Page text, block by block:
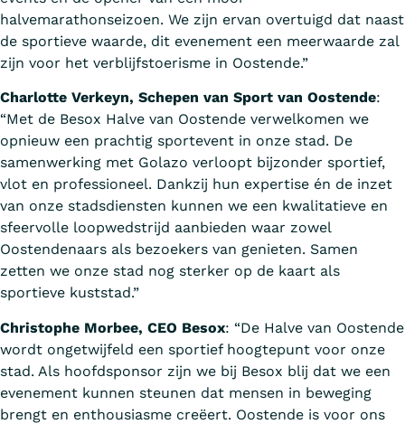
halvemarathonseizoen. We zijn ervan overtuigd dat naast
de sportieve waarde, dit evenement een meerwaarde zal
zijn voor het verblijfstoerisme in Oostende.”
Charlotte Verkeyn, Schepen van Sport van Oostende:
“Met de Besox Halve van Oostende verwelkomen we
opnieuw een prachtig sportevent in onze stad. De
samenwerking met Golazo verloopt bijzonder sportief,
vlot en professioneel. Dankzij hun expertise én de inzet
van onze stadsdiensten kunnen we een kwalitatieve en
sfeervolle loopwedstrijd aanbieden waar zowel
Oostendenaars als bezoekers van genieten. Samen
zetten we onze stad nog sterker op de kaart als
sportieve kuststad.”
Christophe Morbee, CEO Besox: “De Halve van Oostende
wordt ongetwijfeld een sportief hoogtepunt voor onze
stad. Als hoofdsponsor zijn we bij Besox blij dat we een
evenement kunnen steunen dat mensen in beweging
brengt en enthousiasme creëert. Oostende is voor ons